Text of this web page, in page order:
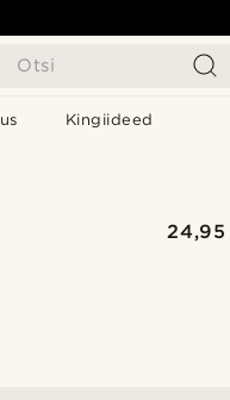
Otsi
Kingiideed
24,95